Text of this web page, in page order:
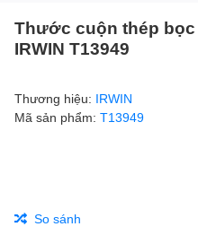
Thước cuộn thép bọc
IRWIN T13949
Thương hiệu: IRWIN
Mã sản phẩm: T13949
So sánh